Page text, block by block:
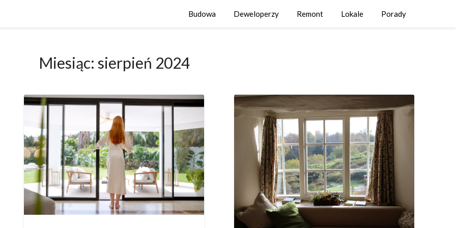
Budowa Deweloperzy Remont Lokale Porady
Miesiąc: sierpień 2024